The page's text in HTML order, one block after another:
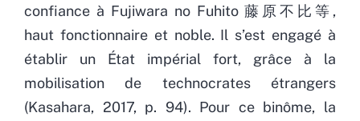
confiance à Fujiwara no Fuhito 藤原不比等,
haut fonctionnaire et noble. Il s’est engagé à
établir un État impérial fort, grâce à la
mobilisation de technocrates étrangers
(Kasahara, 2017, p. 94). Pour ce binôme, la